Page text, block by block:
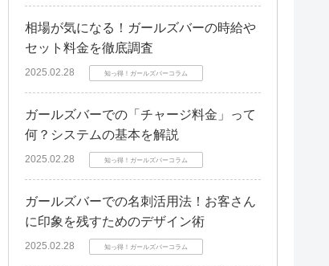
相場が気になる！ガールズバーの時給や
セット料金を徹底調査
2025.02.28 知っ得！ガールズバーコラム
ガールズバーでの「チャージ料金」って
何？システムの基本を解説
2025.02.28 知っ得！ガールズバーコラム
ガールズバーでの名刺活用法！お客さん
に印象を残すためのデザイン術
2025.02.28 知っ得！ガールズバーコラム